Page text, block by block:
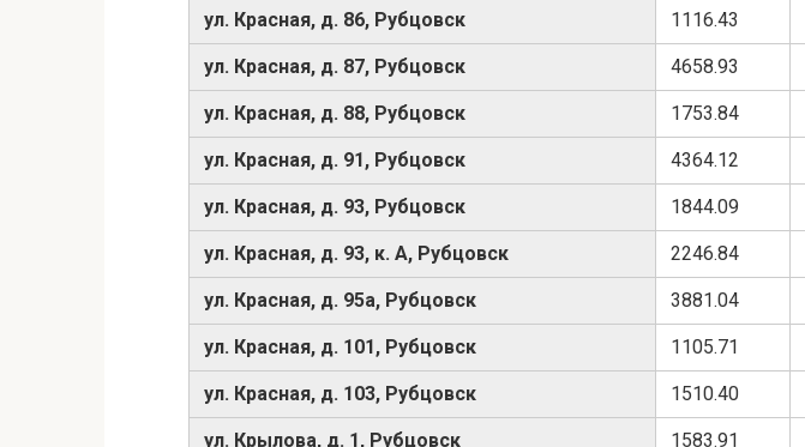
ул. Красная, д. 86, Рубцовск 1116.43
ул. Красная, д. 87, Рубцовск 4658.93
ул. Красная, д. 88, Рубцовск 1753.84
ул. Красная, д. 91, Рубцовск 4364.12
ул. Красная, д. 93, Рубцовск 1844.09
ул. Красная, д. 93, к. А, Рубцовск 2246.84
ул. Красная, д. 95а, Рубцовск 3881.04
ул. Красная, д. 101, Рубцовск 1105.71
ул. Красная, д. 103, Рубцовск 1510.40
ул. Крылова, д. 1, Рубцовск 1583.91